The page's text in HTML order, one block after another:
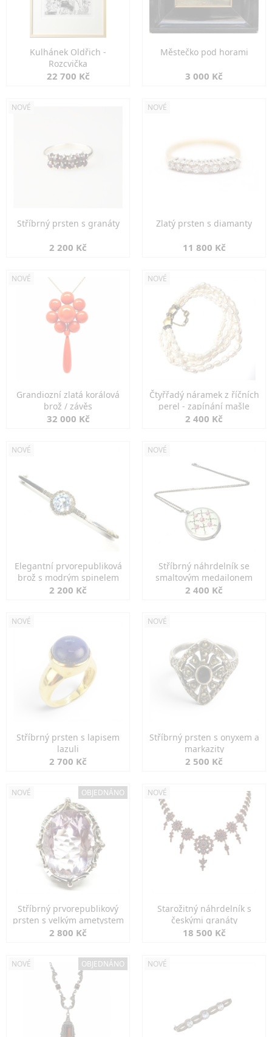
Kulhánek Oldřich -
Rozcvička
22 700 Kč
Městečko pod horami
3 000 Kč
NOVÉ
Stříbrný prsten s granáty
2 200 Kč
NOVÉ
Zlatý prsten s diamanty
11 800 Kč
NOVÉ
Grandiozní zlatá korálová
brož / závěs
32 000 Kč
NOVÉ
Čtyřřadý náramek z říčních
perel - zapínání mašle
2 400 Kč
NOVÉ
Elegantní prvorepubliková
brož s modrým spinelem
2 200 Kč
NOVÉ
Stříbrný náhrdelník se
smaltovým medailonem
2 400 Kč
NOVÉ
Stříbrný prsten s lapisem
lazuli
2 700 Kč
NOVÉ
Stříbrný prsten s onyxem a
markazity
2 500 Kč
NOVÉ OBJEDNÁNO
Stříbrný prvorepublikový
prsten s velkým ametystem
2 800 Kč
NOVÉ
Starožitný náhrdelník s
českými granáty
18 500 Kč
NOVÉ OBJEDNÁNO NOVÉ